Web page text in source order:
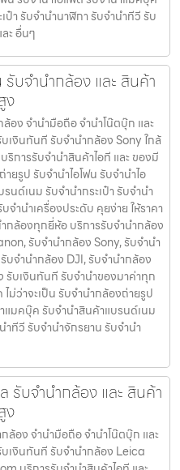
ป๋า รับจํานํานาฬิกา รับจํานําทีวี รับ
ะ อื่นๆ
บจํานํากล้อง และ สินค้า
ง
อง จำนำมือถือ จำนำโน๊ตบุ๊ก และ
เงินทันที รับจำนำกล้อง Sony ใกล้
การรับจํานําสินค้าไอที และ ของมี
ยรูป รับจํานําไอโฟน รับจํานําไอ
ด์เนม รับจํานํากระเป๋า รับจํานํา
านําเครื่องประดับ คุยง่าย ให้ราคา
กล้องทุกยี่ห้อ บริการรับจำนำกล้อง
รับจำนำกล้อง Sony, รับจำนำ
บจำนำกล้อง DJI, รับจำนำกล้อง
รับเงินทันที รับจำนำของมาค่าทุก
ม่ว่าจะเป็น รับจํานํากล้องถ่ายรูป
แมคบุ๊ค รับจํานําสินค้าแบรนด์เนม
าทีวี รับจํานําจักรยาน รับจํานํา
รับจํานํากล้อง และ สินค้า
ง
ล้อง จำนำมือถือ จำนำโน๊ตบุ๊ก และ
เงินทันที รับจำนำกล้อง Leica